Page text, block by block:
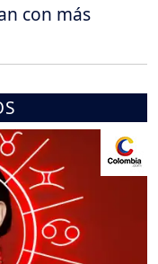
con más